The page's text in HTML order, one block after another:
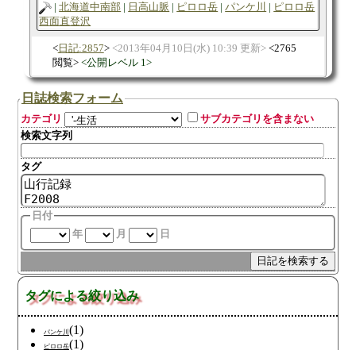
北海道中南部
日高山脈 ピロロ岳 パンケ川
ピロロ岳
西面直登沢
日記:2857 2013年04月10日(水) 10:39 更新
2765
閲覧
公開レベル 1
日誌検索フォーム
カテゴリ
サブカテゴリを含まない
検索文字列
タグ
日付
年
月 日
タグによる絞り込み
パンケ川(1)
ピロロ岳(1)